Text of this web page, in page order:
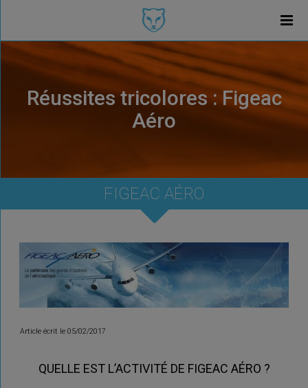
Réussites tricolores : Figeac
Aéro
FIGEAC AÉRO
Article écrit le 05/02/2017
QUELLE EST L’ACTIVITÉ DE FIGEAC AÉRO ?